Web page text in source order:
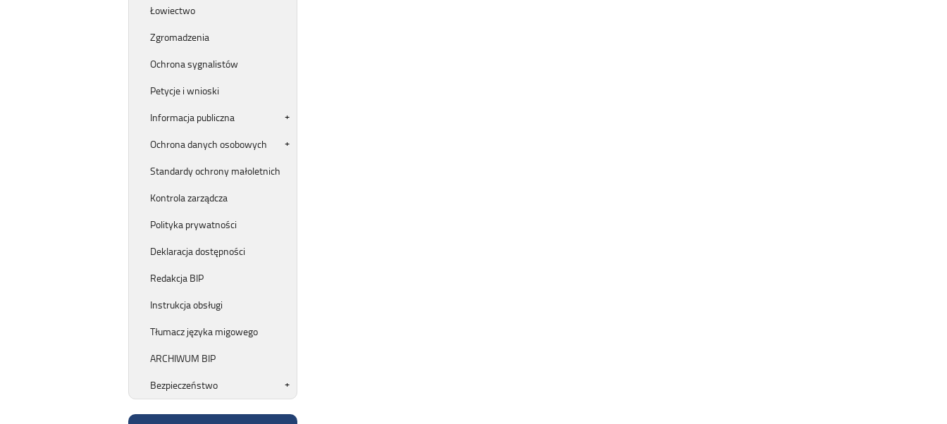
Łowiectwo
Zgromadzenia
Ochrona sygnalistów
Petycje i wnioski
Informacja publiczna
Ochrona danych osobowych
Standardy ochrony małoletnich
Kontrola zarządcza
Polityka prywatności
Deklaracja dostępności
Redakcja BIP
Instrukcja obsługi
Tłumacz języka migowego
ARCHIWUM BIP
Bezpieczeństwo